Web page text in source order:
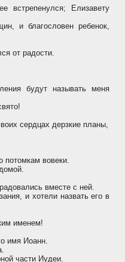
встрепенулся; Елизавету
и благословен ребенок,
от радости.
будут называть меня
сердцах дерзкие планы,
вовеки.
вместе с ней.
и хотели назвать его в
именем!
имя Иоанн.
части Иудеи.